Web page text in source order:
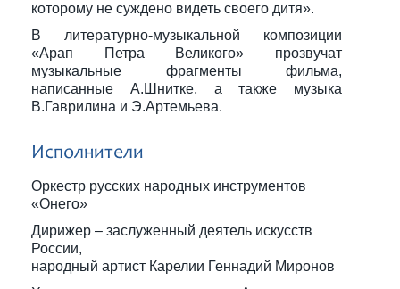
которому не суждено видеть своего дитя».
В литературно-музыкальной композиции
«Арап Петра Великого» прозвучат
музыкальные фрагменты фильма,
написанные А.Шнитке, а также музыка
В.Гаврилина и Э.Артемьева.
Исполнители
Оркестр русских народных инструментов
«Онего»
Дирижер – заслуженный деятель искусств
России,
народный артист Карелии Геннадий Миронов